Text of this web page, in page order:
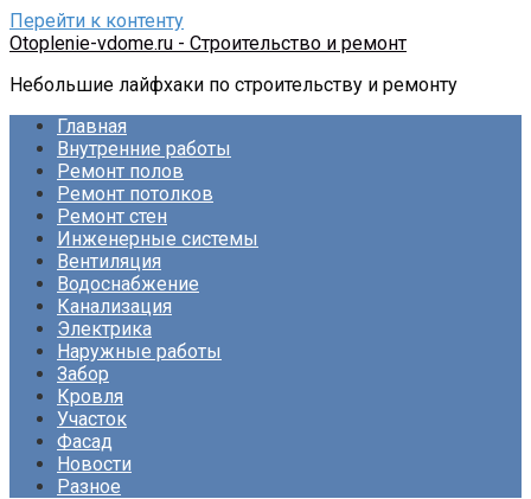
Перейти к контенту
Otoplenie-vdome.ru - Строительство и ремонт
Небольшие лайфхаки по строительству и ремонту
Главная
Внутренние работы
Ремонт полов
Ремонт потолков
Ремонт стен
Инженерные системы
Вентиляция
Водоснабжение
Канализация
Электрика
Наружные работы
Забор
Кровля
Участок
Фасад
Новости
Разное